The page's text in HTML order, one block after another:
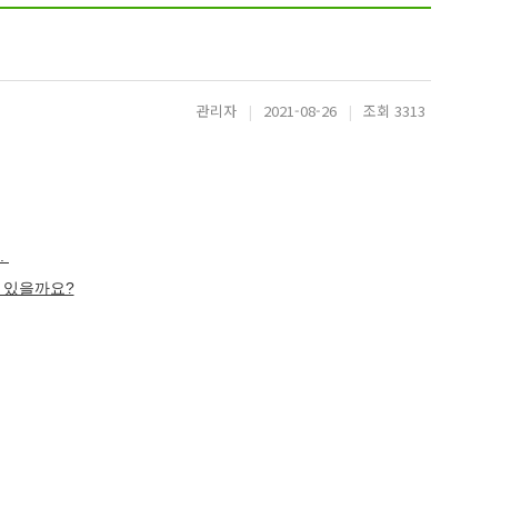
관리자 | 2021-08-26 | 조회 3313
을까요?